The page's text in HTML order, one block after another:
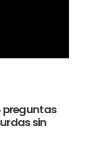
preguntas
sin